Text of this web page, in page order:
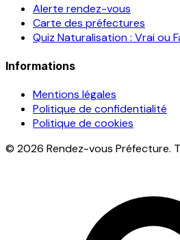
Alerte rendez-vous
Carte des préfectures
Quiz Naturalisation : Vrai ou
Informations
Mentions légales
Politique de confidentialité
Politique de cookies
© 2026 Rendez-vous Préfecture.